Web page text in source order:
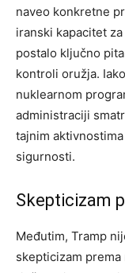
naveo konkretne
iranski kapacitet
postalo ključno
kontroli oružja.
nuklearnom
administraciji
tajnim
sigurnosti.
Skepticizam
Međutim, Tramp
skepticizam